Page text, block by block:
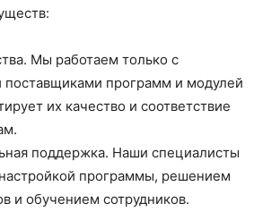
Мы работаем только с
программ и модулей
их качество и соответствие
поддержка. Наши специалисты
программы, решением
и обучением сотрудников.